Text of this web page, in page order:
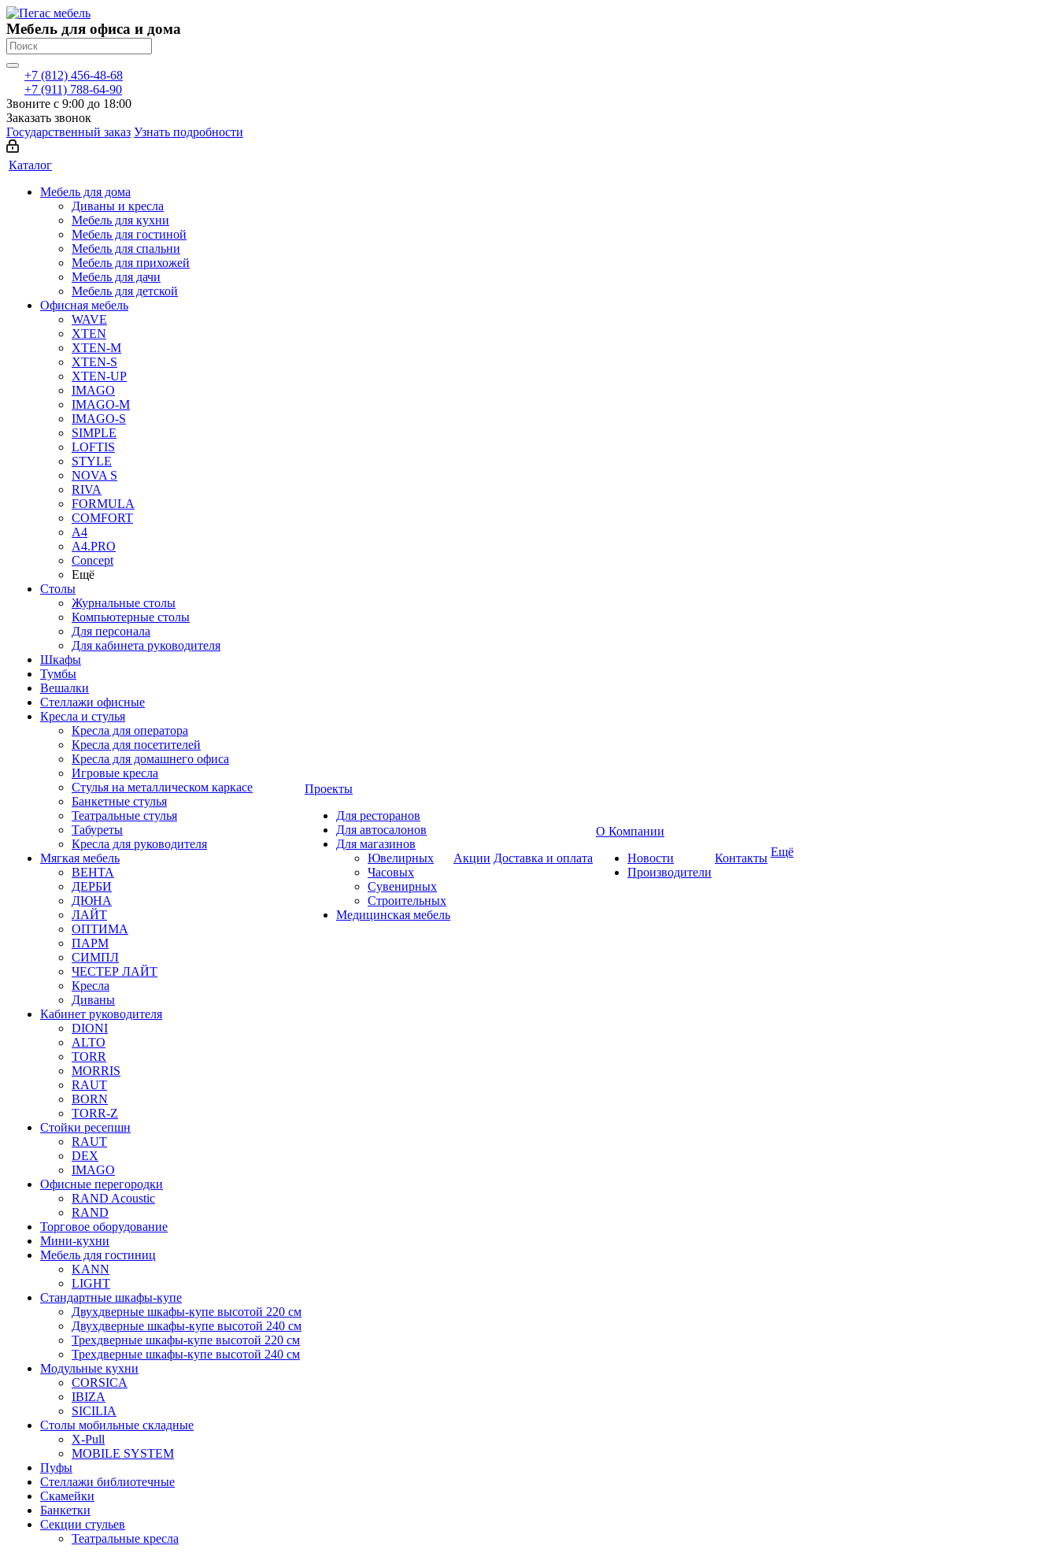
Мебель для офиса и дома
+7 (812) 456-48-68
+7 (911) 788-64-90
Звоните с 9:00 до 18:00
Заказать звонок
Государственный заказ Узнать подробности
Каталог
Мебель для дома
Диваны и кресла
Мебель для кухни
Мебель для гостиной
Мебель для спальни
Мебель для прихожей
Мебель для дачи
Мебель для детской
Офисная мебель
WAVE
XTEN
XTEN-M
XTEN-S
XTEN-UP
IMAGO
IMAGO-M
IMAGO-S
SIMPLE
LOFTIS
STYLE
NOVA S
RIVA
FORMULA
COMFORT
A4
A4.PRO
Concept
Ещё
Столы
Журнальные столы
Компьютерные столы
Для персонала
Для кабинета руководителя
Шкафы
Тумбы
Вешалки
Стеллажи офисные
Кресла и стулья
Кресла для оператора
Кресла для посетителей
Кресла для домашнего офиса
Игровые кресла
Стулья на металлическом каркасе
Банкетные стулья
Театральные стулья
Табуреты
Кресла для руководителя
Мягкая мебель
ВЕНТА
ДЕРБИ
ДЮНА
ЛАЙТ
ОПТИМА
ПАРМ
СИМПЛ
ЧЕСТЕР ЛАЙТ
Кресла
Диваны
Кабинет руководителя
DIONI
ALTO
TORR
MORRIS
RAUT
BORN
TORR-Z
Стойки ресепшн
RAUT
DEX
IMAGO
Офисные перегородки
RAND Acoustic
RAND
Торговое оборудование
Мини-кухни
Мебель для гостиниц
KANN
LIGHT
Стандартные шкафы-купе
Двухдверные шкафы-купе высотой 220 см
Двухдверные шкафы-купе высотой 240 см
Трехдверные шкафы-купе высотой 220 см
Трехдверные шкафы-купе высотой 240 см
Модульные кухни
CORSICA
IBIZA
SICILIA
Столы мобильные складные
X-Pull
MOBILE SYSTEM
Пуфы
Стеллажи библиотечные
Скамейки
Банкетки
Секции стульев
Театральные кресла
Проекты
Для ресторанов
Для автосалонов
Для магазинов
Ювелирных
Часовых
Сувенирных
Строительных
Медицинская мебель
Акции Доставка и оплата
О Компании
Новости
Производители
Контакты Ещё